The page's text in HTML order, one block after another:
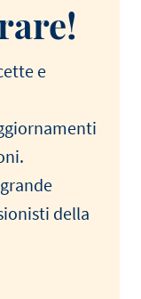
e
della